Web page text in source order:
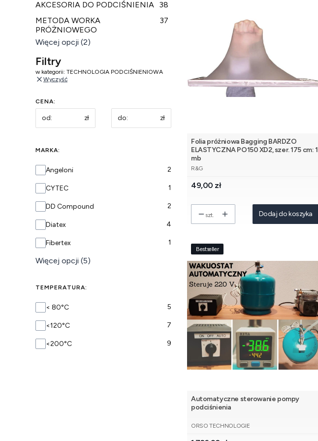
AKCESORIA DO PODCIŚNIENIA
38
METODA WORKA
PRÓŻNIOWEGO
37
Więcej opcji (2)
Filtry
w kategorii: TECHNOLOGIA PODCIŚNIENIOWA
Wyczyść
CENA:
zł zł
MARKA:
MarkaAngeloni 2
CYTEC 1
DD Compound 2
Diatex 4
Fibertex 1
Więcej opcji (5)
TEMPERATURA:
TEMPERATURA
< 80°C 5
<120°C 7
<200°C 9
Folia próżniowa Bagging BARDZO
ELASTYCZNA PO150 XD2, szer. 175 cm: 1
mb
PRODUCENT
R&G
Cena
49,00 zł
szt. Dodaj do koszyka
Bestseller
Automatyczne sterowanie pompy
podciśnienia
PRODUCENT
ORSO TECHNOLOGIE